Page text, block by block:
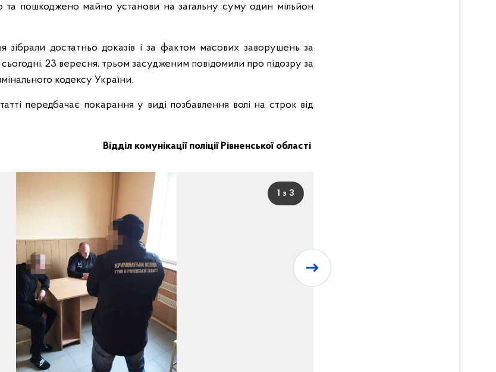
пошкоджено майно установи на загальну суму один мільйон
зібрали достатньо доказів і за фактом масових заворушень за
23 вересня, трьом засудженим повідомили про підозру за
кодексу України.
передбачає покарання у виді позбавлення волі на строк від
Відділ комунікації поліції Рівненської області
1 з 3